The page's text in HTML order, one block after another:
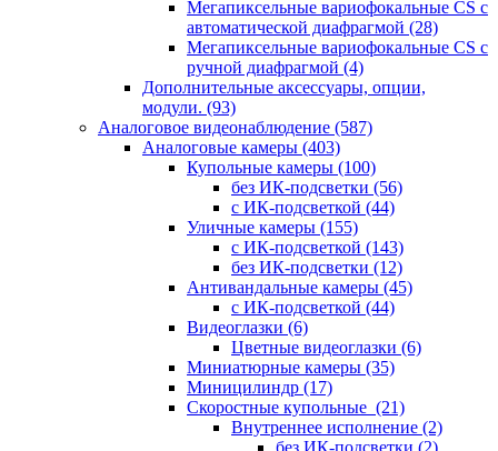
Мегапиксельные вариофокальные CS c
автоматической диафрагмой (28)
Мегапиксельные вариофокальные CS c
ручной диафрагмой (4)
Дополнительные аксессуары, опции,
модули. (93)
Аналоговое видеонаблюдение (587)
Аналоговые камеры (403)
Купольные камеры (100)
без ИК-подсветки (56)
с ИК-подсветкой (44)
Уличные камеры (155)
с ИК-подсветкой (143)
без ИК-подсветки (12)
Антивандальные камеры (45)
с ИК-подсветкой (44)
Видеоглазки (6)
Цветные видеоглазки (6)
Миниатюрные камеры (35)
Миницилиндр (17)
Скоростные купольные (21)
Внутреннее исполнение (2)
без ИК-подсветки (2)